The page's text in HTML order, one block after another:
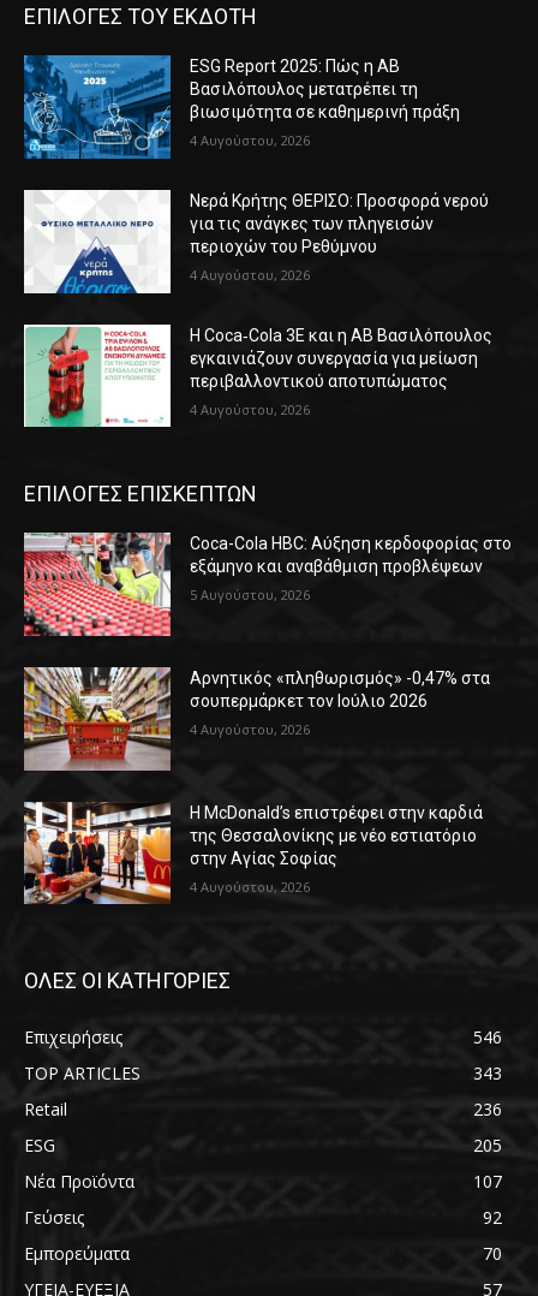
ΕΠΙΛΟΓΕΣ ΤΟΥ ΕΚΔΟΤΗ
ESG Report 2025: Πώς η ΑΒ
Βασιλόπουλος μετατρέπει τη
βιωσιμότητα σε καθημερινή πράξη
4 Αυγούστου, 2026
Νερά Κρήτης ΘΕΡΙΣΟ: Προσφορά νερού
για τις ανάγκες των πληγεισών
περιοχών του Ρεθύμνου
4 Αυγούστου, 2026
Η Coca‑Cola 3E και η ΑΒ Βασιλόπουλος
εγκαινιάζουν συνεργασία για μείωση
περιβαλλοντικού αποτυπώματος
4 Αυγούστου, 2026
ΕΠΙΛΟΓΕΣ ΕΠΙΣΚΕΠΤΩΝ
Coca-Cola HBC: Αύξηση κερδοφορίας στο
εξάμηνο και αναβάθμιση προβλέψεων
5 Αυγούστου, 2026
Αρνητικός «πληθωρισμός» -0,47% στα
σουπερμάρκετ τον Ιούλιο 2026
4 Αυγούστου, 2026
Η McDonald’s επιστρέφει στην καρδιά
της Θεσσαλονίκης με νέο εστιατόριο
στην Αγίας Σοφίας
4 Αυγούστου, 2026
ΟΛΕΣ ΟΙ ΚΑΤΗΓΟΡΙΕΣ
Επιχειρήσεις
546
TOP ARTICLES
343
Retail
236
ESG
205
Νέα Προϊόντα
107
Γεύσεις
92
Εμπορεύματα
70
ΥΓΕΙΑ-ΕΥΕΞΙΑ
57